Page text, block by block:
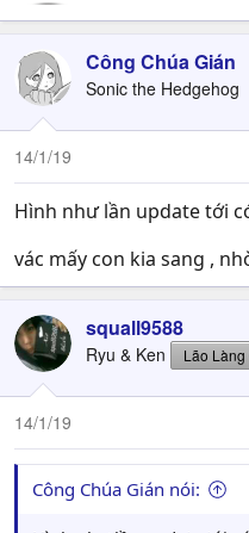
Công Chúa Gián
Sonic the Hedgehog
14/1/19
Hình như lần update tới
vác mấy con kia sang ,
squall9588
Ryu & Ken Lão Làng
14/1/19
Công Chúa Gián nói: